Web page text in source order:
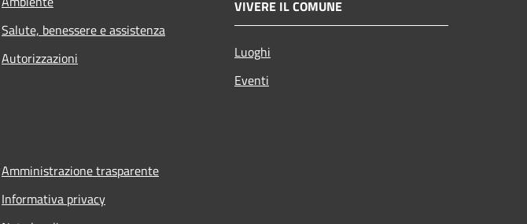
Salute, benessere e assistenza
Autorizzazioni
VIVERE IL COMUNE
Luoghi
Eventi
Amministrazione trasparente
Informativa privacy